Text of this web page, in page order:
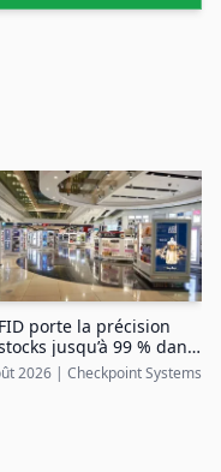
porte la précision
jusqu’à 99 % dans
free aéroportuaire
2026 | Checkpoint Systems